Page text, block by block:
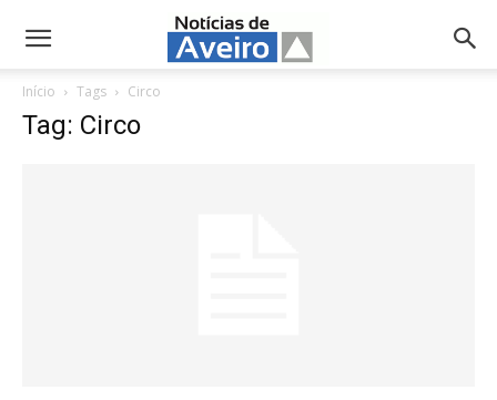
NotíciasdeAveiro.pt
Início Tags Circo
Tag: Circo